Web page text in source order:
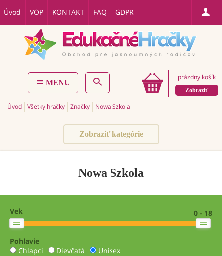
Úvod VOP KONTAKT FAQ GDPR
prázdny košík
Zobraziť
MENU
Úvod Všetky hračky Značky Nowa Szkola
Zobraziť kategórie
Nowa Szkola
Vek 0 - 18
Pohlavie
Chlapci
Dievčatá Unisex